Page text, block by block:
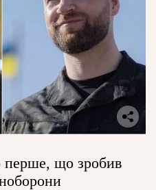
перше, що зробив